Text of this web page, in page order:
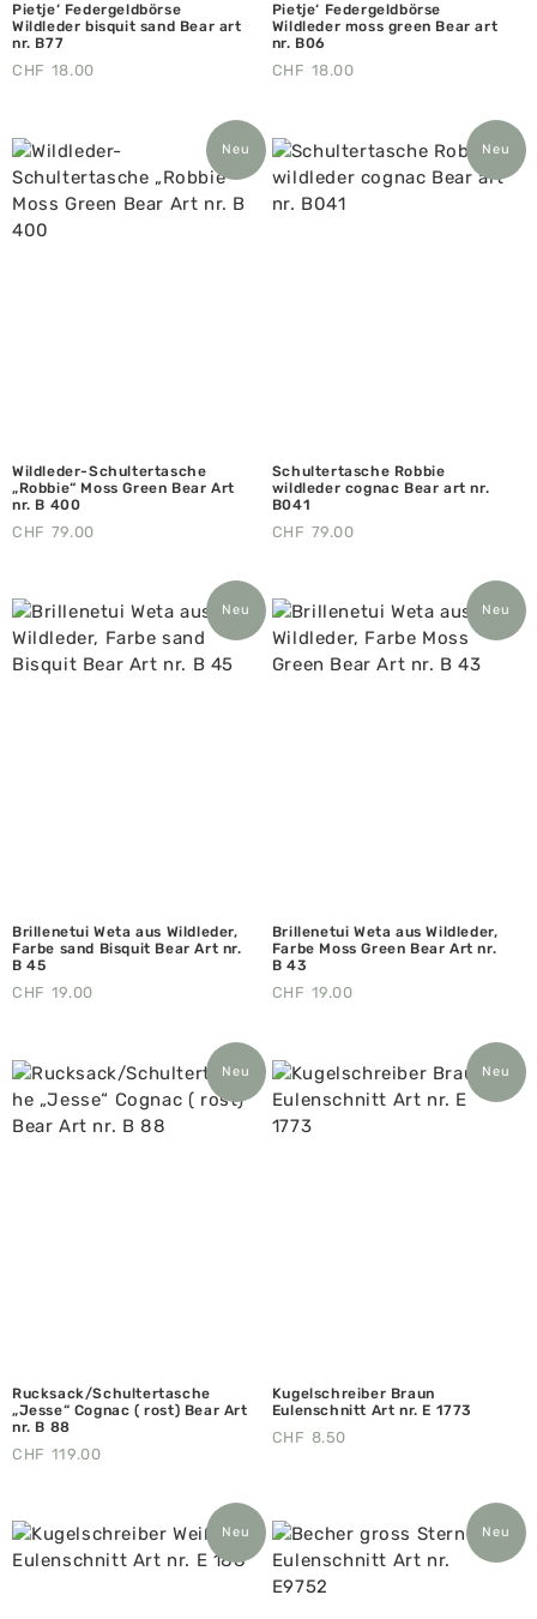
Pietje‘ Federgeldbörse
Wildleder bisquit sand Bear art
nr. B77
CHF 18.00
Pietje‘ Federgeldbörse
Wildleder moss green Bear art
nr. B06
CHF 18.00
Neu
Wildleder-Schultertasche
„Robbie“ Moss Green Bear Art
nr. B 400
CHF 79.00
Neu
Schultertasche Robbie
wildleder cognac Bear art nr.
B041
CHF 79.00
Neu
Brillenetui Weta aus Wildleder,
Farbe sand Bisquit Bear Art nr.
B 45
CHF 19.00
Neu
Brillenetui Weta aus Wildleder,
Farbe Moss Green Bear Art nr.
B 43
CHF 19.00
Neu
Rucksack/Schultertasche
„Jesse“ Cognac ( rost) Bear Art
nr. B 88
CHF 119.00
Neu
Kugelschreiber Braun
Eulenschnitt Art nr. E 1773
CHF 8.50
Neu Neu